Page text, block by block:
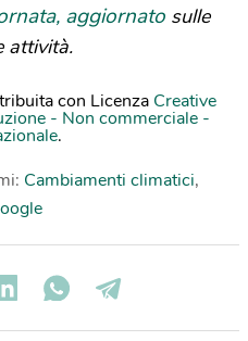
aggiornato sulle
attività.
con Licenza Creative
- Non commerciale -
.
Cambiamenti climatici,